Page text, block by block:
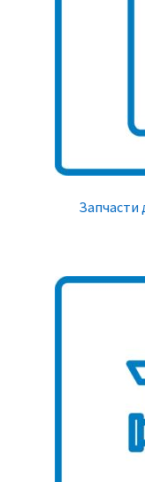
Запчасти